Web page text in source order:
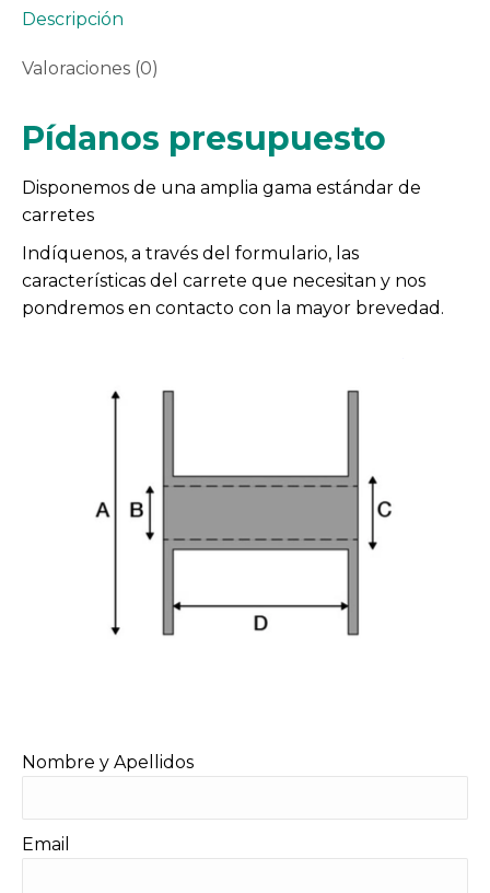
Descripción
Valoraciones (0)
Pídanos presupuesto
Disponemos de una amplia gama estándar de
carretes
Indíquenos, a través del formulario, las
características del carrete que necesitan y nos
pondremos en contacto con la mayor brevedad.
Nombre y Apellidos
Email